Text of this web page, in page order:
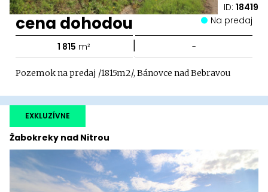
ID: 18419
cena dohodou Na predaj
1 815 m² | -
Pozemok na predaj /1815m2/, Bánovce nad Bebravou
Žabokreky nad Nitrou
EXKLUZÍVNE